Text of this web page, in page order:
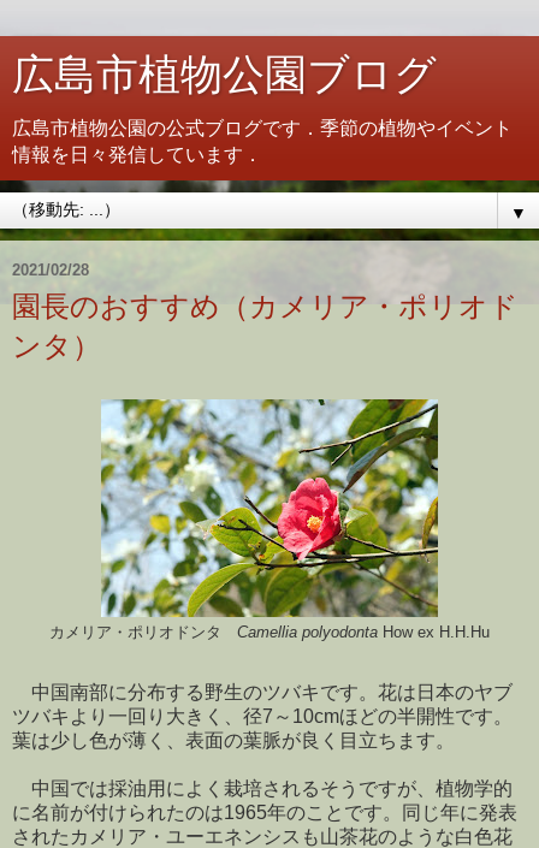
広島市植物公園ブログ
広島市植物公園の公式ブログです．季節の植物やイベント
情報を日々発信しています．
▼
2021/02/28
園長のおすすめ（カメリア・ポリオド
ンタ）
カメリア・ポリオドンタ Camellia polyodonta How ex H.H.Hu
中国南部に分布する野生のツバキです。花は日本のヤブ
ツバキより一回り大きく、径7～10cmほどの半開性です。
葉は少し色が薄く、表面の葉脈が良く目立ちます。
中国では採油用によく栽培されるそうですが、植物学的
に名前が付けられたのは1965年のことです。同じ年に発表
されたカメリア・ユーエネンシスも山茶花のような白色花